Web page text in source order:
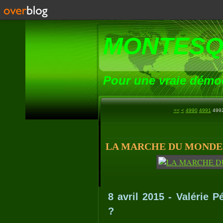
Pour une vraie
<< < 4900
4910
4920
4930
4940
4950
4960
4970
4980
4990 4991
LA MARCHE DU
8 avril 2015 - Valérie
?